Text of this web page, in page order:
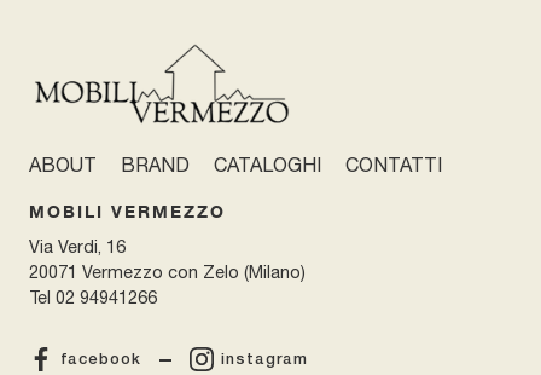
ABOUT BRAND CATALOGHI CONTATTI
MOBILI VERMEZZO
Via Verdi, 16
20071 Vermezzo con Zelo (Milano)
Tel 02 94941266
facebook instagram